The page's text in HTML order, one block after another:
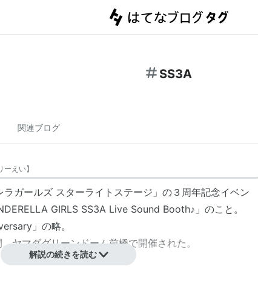
SS3A
関連ブログ
ーえい】
ラガールズ スターライトステージ」の３周年記念イベン
GIRLS SS3A Live Sound Booth♪」のこと。
」の略。
ヤマダグリーンドーム前橋で開催された。
解説の続きを読む